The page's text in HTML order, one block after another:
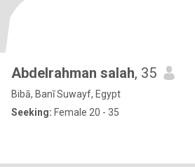
Abdelrahman salah, 35
Bibā, Banī Suwayf, Egypt
Seeking: Female 20 - 35